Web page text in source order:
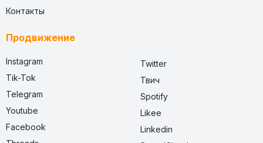
Контакты
Продвижение
Instagram
Tik-Tok
Telegram
Youtube
Facebook
Twitter
Твич
Spotify
Likee
Linkedin